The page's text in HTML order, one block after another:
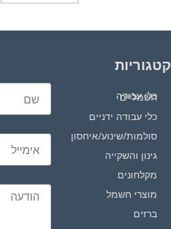
קטגוריות
כלי עבודה חשמליים
כלי עבודה ידניים
סולמות/שינוע/איחסון
גינון והשקייה
מקלחונים
מוצרי חשמל
ברזים